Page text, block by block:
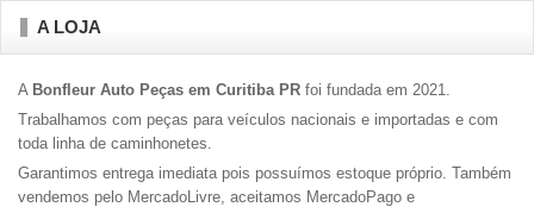
A LOJA
A Bonfleur Auto Peças em Curitiba PR foi fundada em 2021.
Trabalhamos com peças para veículos nacionais e importadas e com
toda linha de caminhonetes.
Garantimos entrega imediata pois possuímos estoque próprio. Também
vendemos pelo MercadoLivre, aceitamos MercadoPago e